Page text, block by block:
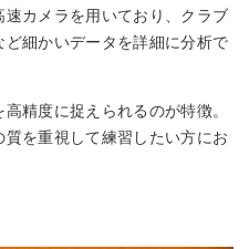
カメラを用いており、クラブ
細かいデータを詳細に分析で
精度に捉えられるのが特徴。
を重視して練習したい方にお